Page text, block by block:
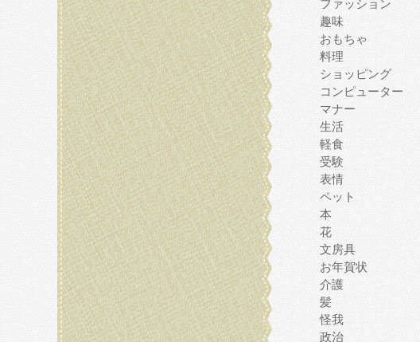
ファッション
趣味
おもちゃ
料理
ショッピング
コンピューター
マナー
生活
軽食
受験
表情
ペット
本
花
文房具
お年賀状
介護
髪
怪我
政治